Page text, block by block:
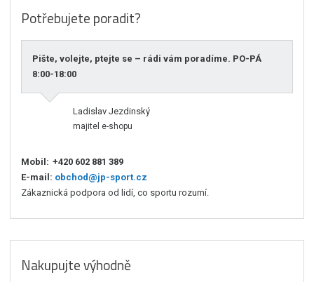
Potřebujete poradit?
Pište, volejte, ptejte se – rádi vám poradíme. PO-PÁ
8:00-18:00
Ladislav Jezdinský
majitel e-shopu
Mobil: +420 602 881 389
E-mail: obchod@jp-sport.cz
Zákaznická podpora od lidí, co sportu rozumí.
Nakupujte výhodně